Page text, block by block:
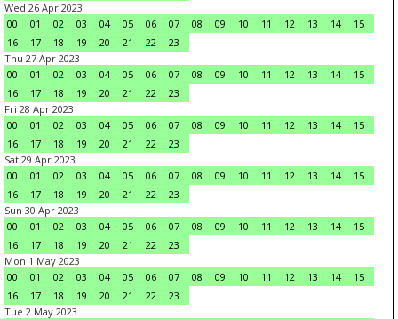
Wed 26 Apr 2023
00
01 02 03 04 05 06 07 08 09 10 11 12 13 14
15
16
17 18 19 20 21 22
23
Thu 27 Apr 2023
00
01 02 03 04 05 06 07 08 09 10 11 12 13 14
15
16
17 18 19 20 21 22
23
Fri 28 Apr 2023
00
01 02 03 04 05 06 07 08 09 10 11 12 13 14
15
16
17 18 19 20 21 22
23
Sat 29 Apr 2023
00
01 02 03 04 05 06 07 08 09 10 11 12 13 14
15
16
17 18 19 20 21 22
23
Sun 30 Apr 2023
00
01 02 03 04 05 06 07 08 09 10 11 12 13 14
15
16
17 18 19 20 21 22
23
Mon 1 May 2023
00
01 02 03 04 05 06 07 08 09 10 11 12 13 14
15
16
17 18 19 20 21 22
23
Tue 2 May 2023